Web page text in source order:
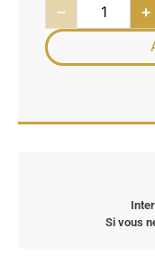
− +
Si vous